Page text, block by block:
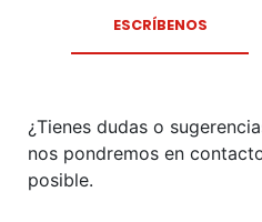
ESCRÍBENOS
¿Tienes dudas o
nos pondremos en
posible.